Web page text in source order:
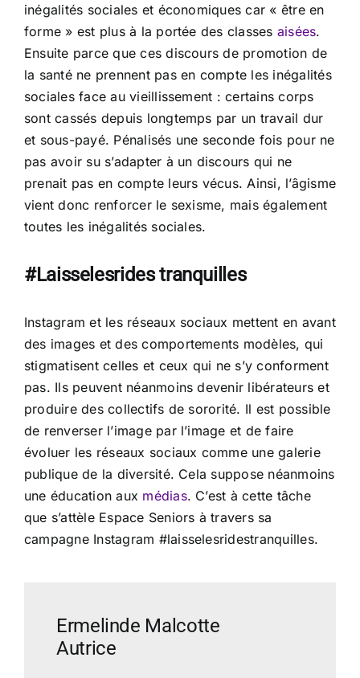
inégalités sociales et économiques car « être en
forme » est plus à la portée des classes aisées.
Ensuite parce que ces discours de promotion de
la santé ne prennent pas en compte les inégalités
sociales face au vieillissement : certains corps
sont cassés depuis longtemps par un travail dur
et sous-payé. Pénalisés une seconde fois pour ne
pas avoir su s’adapter à un discours qui ne
prenait pas en compte leurs vécus. Ainsi, l’âgisme
vient donc renforcer le sexisme, mais également
toutes les inégalités sociales.
#Laisselesrides tranquilles
Instagram et les réseaux sociaux mettent en avant
des images et des comportements modèles, qui
stigmatisent celles et ceux qui ne s’y conforment
pas. Ils peuvent néanmoins devenir libérateurs et
produire des collectifs de sororité. Il est possible
de renverser l’image par l’image et de faire
évoluer les réseaux sociaux comme une galerie
publique de la diversité. Cela suppose néanmoins
une éducation aux médias. C’est à cette tâche
que s’attèle Espace Seniors à travers sa
campagne Instagram #laisselesridestranquilles.
Ermelinde Malcotte
Autrice